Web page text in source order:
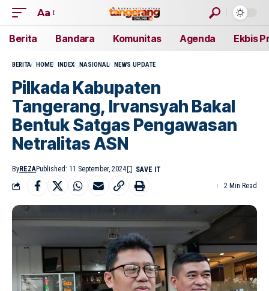
Aa
Berita Bandara Komunitas Agenda Ekbis
BERITA HOME INDEX NASIONAL NEWS UPDATE
Pilkada Kabupaten
Tangerang, Irvansyah Bakal
Bentuk Satgas Pengawasan
Netralitas ASN
ByREZAPublished: 11 September, 2024
2 Min Read